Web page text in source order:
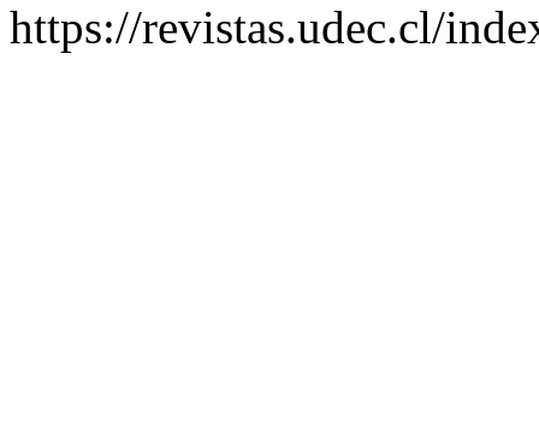
https://revistas.udec.cl/